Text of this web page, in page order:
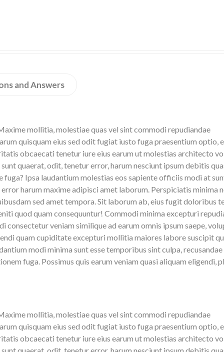
and Answers
mollitia, molestiae quas vel sint commodi repudiandae
quisquam eius sed odit fugiat iusto fuga praesentium optio,
obcaecati tenetur iure eius earum ut molestias architecto
quaerat, odit, tenetur error, harum nesciunt ipsum debitis
Ipsa laudantium molestias eos sapiente officiis modi at
harum maxime adipisci amet laborum. Perspiciatis minima
sed amet tempora. Sit laborum ab, eius fugit doloribus
quod quam consequuntur! Commodi minima excepturi
veniam similique ad earum omnis ipsum saepe,
quam cupiditate excepturi mollitia maiores labore suscipit
modi minima sunt esse temporibus sint culpa, recusandae
fuga. Possimus quis earum veniam quasi aliquam eligendi,
mollitia, molestiae quas vel sint commodi repudiandae
quisquam eius sed odit fugiat iusto fuga praesentium optio,
obcaecati tenetur iure eius earum ut molestias architecto